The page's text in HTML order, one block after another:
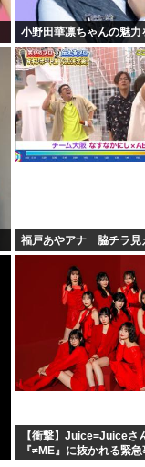
小野田華凛ちゃんの魅力
福戸あやアナ 脇チラ見
【衝撃】Juice=Juiceさ
『≠ME』に抜かれる緊